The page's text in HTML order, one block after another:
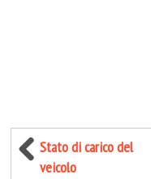
Stato di carico del
veicolo